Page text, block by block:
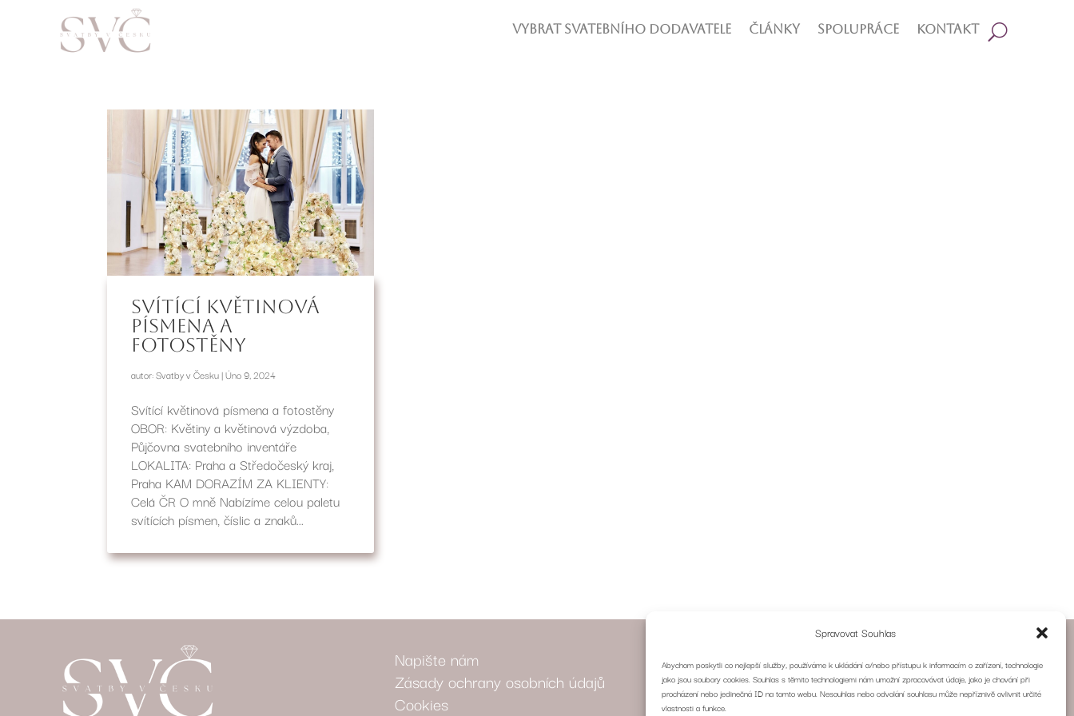
Spravovat Souhlas
Abychom poskytli co nejlepší služby, používáme k ukládání a/nebo přístupu k informacím o zařízení, technologie
jako jsou soubory cookies. Souhlas s těmito technologiemi nám umožní zpracovávat údaje, jako je chování při
procházení nebo jedinečná ID na tomto webu. Nesouhlas nebo odvolání souhlasu může nepříznivě ovlivnit určité
vlastnosti a funkce.
Vybrat svatebního dodavatele Články Spolupráce Kontakt
Svítící květinová
písmena a
fotostěny
autor:Svatby v Česku|Úno 9, 2024
Svítící květinová písmena a fotostěny
OBOR: Květiny a květinová výzdoba,
Půjčovna svatebního inventáře
LOKALITA: Praha a Středočeský kraj,
Praha KAM DORAZÍM ZA KLIENTY:
Celá ČR O mně Nabízíme celou paletu
svítících písmen, číslic a znaků...
Napište nám
Zásady ochrany osobních údajů
Cookies